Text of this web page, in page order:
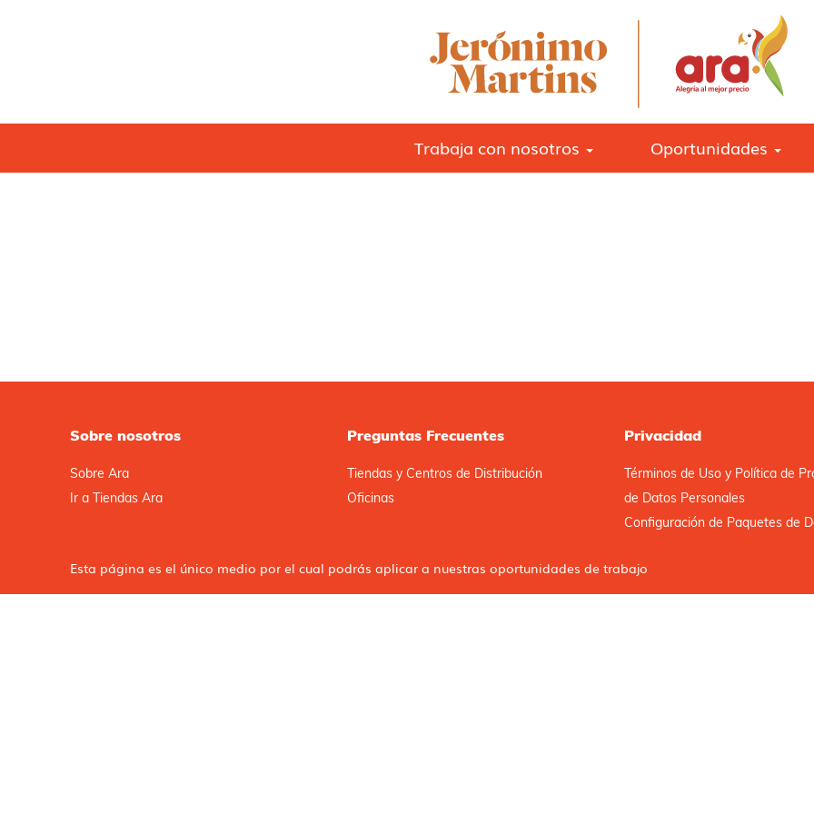
Trabaja con nosotros Oportunidades
Sobre nosotros
Sobre Ara
Ir a Tiendas Ara
Preguntas Frecuentes
Tiendas y Centros de Distribución
Oficinas
Privacidad
Términos de Uso y Política de
de Datos Personales
Configuración de Paquetes de
Esta página es el único medio por el cual podrás aplicar a nuestras oportunidades de trabajo